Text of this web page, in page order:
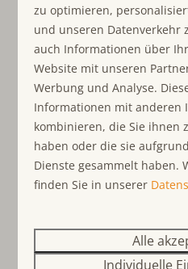
Himmelfahrt
zu optimieren,
und unseren Datenverkehr
auch Informationen über
Website mit unseren
Werbung und Analyse.
Informationen mit anderen
kombinieren, die Sie ihnen
haben oder die sie
Dienste gesammelt haben.
finden Sie in unserer
Alle
Individuelle